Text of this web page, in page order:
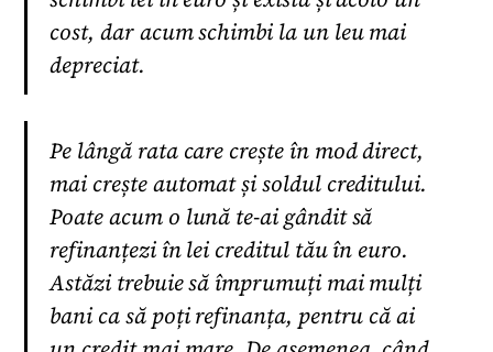
cost, dar acum schimbi la un leu mai
depreciat.
Pe lângă rata care crește în mod direct,
mai crește automat și soldul creditului.
Poate acum o lună te-ai gândit să
refinanțezi în lei creditul tău în euro.
Astăzi trebuie să împrumuți mai mulți
bani ca să poți refinanța, pentru că ai